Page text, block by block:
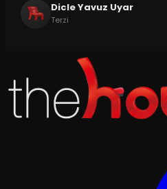
Dicle Yavuz Uyar
Terzi